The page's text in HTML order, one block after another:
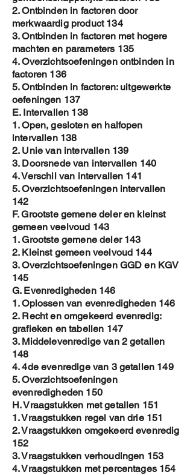
2. Ontbinden in factoren door
merkwaardig product 134
3. Ontbinden in factoren met hogere
machten en parameters 135
4. Overzichtsoefeningen ontbinden in
factoren 136
5. Ontbinden in factoren: uitgewerkte
oefeningen 137
E. Intervallen 138
1. Open, gesloten en halfopen
intervallen 138
2. Unie van intervallen 139
3. Doorsnede van intervallen 140
4. Verschil van intervallen 141
5. Overzichtsoefeningen intervallen
142
F. Grootste gemene deler en kleinst
gemeen veelvoud 143
1. Grootste gemene deler 143
2. Kleinst gemeen veelvoud 144
3. Overzichtsoefeningen GGD en KGV
145
G. Evenredigheden 146
1. Oplossen van evenredigheden 146
2. Recht en omgekeerd evenredig:
grafieken en tabellen 147
3. Middelevenredige van 2 getallen
148
4. 4de evenredige van 3 getallen 149
5. Overzichtsoefeningen
evenredigheden 150
H. Vraagstukken met getallen 151
1. Vraagstukken regel van drie 151
2. Vraagstukken omgekeerd evenredig
152
3. Vraagstukken verhoudingen 153
4. Vraagstukken met percentages 154